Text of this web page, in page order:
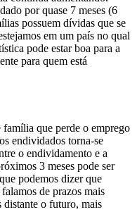
por quase 7 meses (6
possuem dívidas que se
em um país no qual
pode estar boa para a
para quem está
que perde o emprego
endividados torna-se
o endividamento e a
3 meses pode ser
podemos dizer que
de prazos mais
distante o futuro, mais